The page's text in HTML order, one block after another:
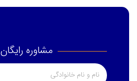
مشاوره رایگان